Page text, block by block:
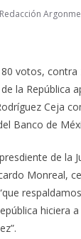
Redacción
votos, contra
la República
Ceja
Banco de
de la
Monreal,
hiciera